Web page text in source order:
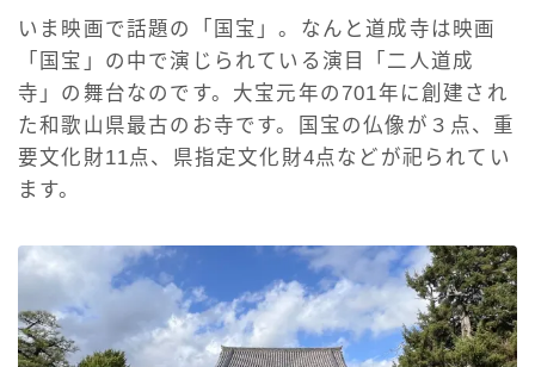
いま映画で話題の「国宝」。なんと道成寺は映画
「国宝」の中で演じられている演目「二人道成
寺」の舞台なのです。大宝元年の701年に創建され
た和歌山県最古のお寺です。国宝の仏像が３点、重
要文化財11点、県指定文化財4点などが祀られてい
ます。